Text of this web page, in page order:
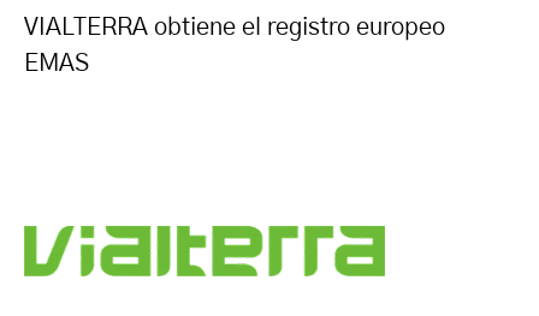
VIALTERRA obtiene el registro europeo
EMAS